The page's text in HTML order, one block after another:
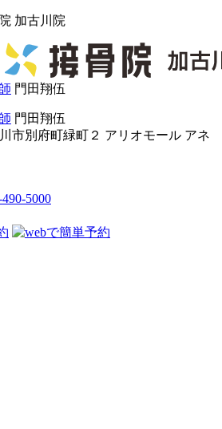
加古川院
門田翔伍
門田翔伍
市別府町緑町２ アリオモール アネ